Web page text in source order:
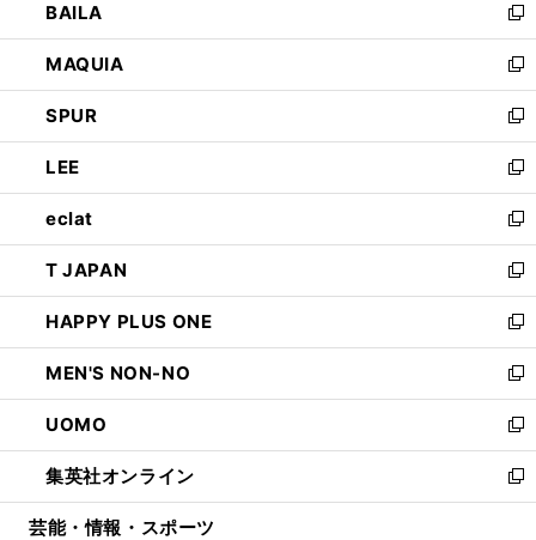
く
ィ
ン
ド
ウ
で
開
く
い
ウ
ィ
ン
ド
ウ
で
開
く
BAILA
新
し
い
ウ
ィ
ン
ド
ウ
で
開
く
MAQUIA
新
し
い
ウ
ィ
ン
ド
ウ
で
開
く
SPUR
新
し
い
ウ
ィ
ン
ド
ウ
で
開
く
LEE
新
し
い
ウ
ィ
ン
ド
ウ
で
開
く
eclat
新
し
い
ウ
ィ
ン
ド
ウ
で
開
く
T JAPAN
新
し
い
ウ
ィ
ン
ド
ウ
で
開
HAPPY PLUS ONE
新
し
い
ウ
ィ
ン
ド
ウ
MEN'S NON-NO
新
し
い
ウ
ィ
ン
UOMO
新
し
い
ウ
集英社オンライン
新
し
芸能・情報・スポーツ